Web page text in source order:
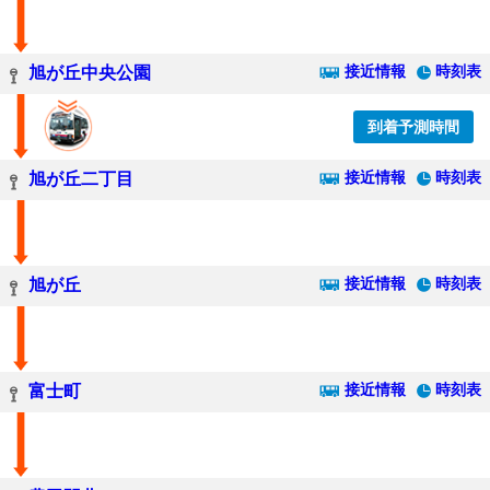
旭が丘中央公園 接近情報 時刻表
到着予測時間
旭が丘二丁目 接近情報 時刻表
旭が丘 接近情報 時刻表
富士町 接近情報 時刻表